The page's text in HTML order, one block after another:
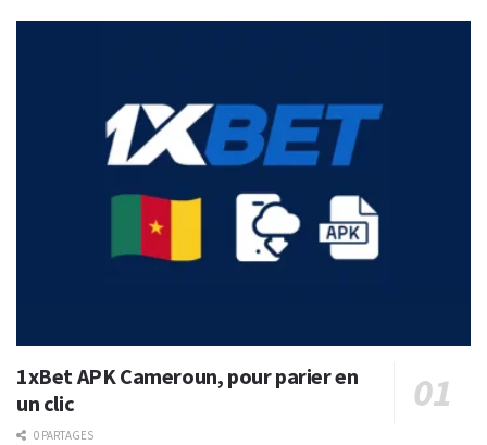
1xBet APK Cameroun, pour parier en
un clic
0 PARTAGES